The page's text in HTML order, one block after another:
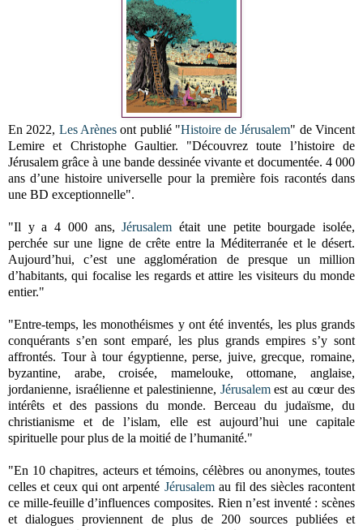
En 2022, Les Arènesont publié "Histoire de Jérusalem" de Vincent
Lemire et Christophe Gaultier. "Découvrez toute l’histoire de
Jérusalem grâce à une bande dessinée vivante et documentée. 4 000
ans d’une histoire universelle pour la première fois racontés dans
une BD exceptionnelle".
"Il y a 4 000 ans,Jérusalem était une petite bourgade isolée,
perchée sur une ligne de crête entre la Méditerranée et le désert.
Aujourd’hui, c’est une agglomération de presque un million
d’habitants, qui focalise les regards et attire les visiteurs du monde
entier."
"Entre-temps, les monothéismes y ont été inventés, les plus grands
conquérants s’en sont emparé, les plus grands empires s’y sont
affrontés. Tour à tour égyptienne, perse, juive, grecque, romaine,
byzantine, arabe, croisée, mamelouke, ottomane, anglaise,
jordanienne, israélienne et palestinienne, Jérusalemest au cœur des
intérêts et des passions du monde. Berceau du judaïsme, du
christianisme et de l’islam, elle est aujourd’hui une capitale
spirituelle pour plus de la moitié de l’humanité."
"En 10 chapitres, acteurs et témoins, célèbres ou anonymes, toutes
celles et ceux qui ont arpenté Jérusalemau fil des siècles racontent
ce mille-feuille d’influences composites. Rien n’est inventé : scènes
et dialogues proviennent de plus de 200 sources publiées et